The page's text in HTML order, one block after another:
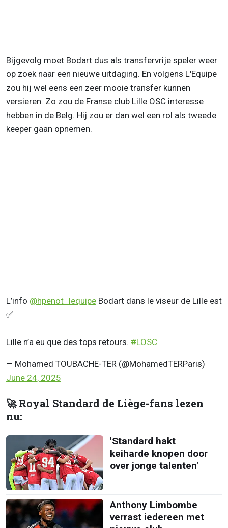
Bijgevolg moet Bodart dus als transfervrije speler weer
op zoek naar een nieuwe uitdaging. En volgens L'Equipe
zou hij wel eens een zeer mooie transfer kunnen
versieren. Zo zou de Franse club Lille OSC interesse
hebben in de Belg. Hij zou er dan wel een rol als tweede
keeper gaan opnemen.
L’info @hpenot_lequipe Bodart dans le viseur de Lille est
✅
Lille n’a eu que des tops retours. #LOSC
— Mohamed TOUBACHE-TER (@MohamedTERParis)
June 24, 2025
🚀 Royal Standard de Liège-fans lezen
nu:
'Standard hakt
keiharde knopen door
over jonge talenten'
Anthony Limbombe
verrast iedereen met